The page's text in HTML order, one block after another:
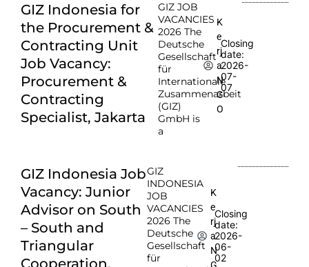
GIZ Indonesia for
the Procurement &
Contracting Unit
Job Vacancy:
Procurement &
Contracting
Specialist, Jakarta
GIZ JOB
VACANCIES
2026 The
Deutsche
Gesellschaft
für
Internationale
Zusammenarbeit
(GIZ)
GmbH is
a
K
e
rj
a
N
G
O
Closing
date:
2026-
07-
07
GIZ Indonesia Job
Vacancy: Junior
Advisor on South
– South and
Triangular
Cooperation,
GIZ
INDONESIA
JOB
VACANCIES
2026 The
Deutsche
Gesellschaft
für
K
e
rj
a
N
G
Closing
date:
2026-
06-
02